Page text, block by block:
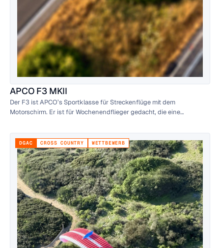
APCO F3 MKII
Der F3 ist APCO’s Sportklasse für Streckenflüge mit dem
Motorschirm. Er ist für Wochenendflieger gedacht, die eine
ihrem Schirm Wert legen.
DGAC CROSS COUNTRY WETTBEWERB